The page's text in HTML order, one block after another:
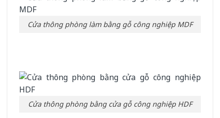
Cửa thông phòng làm bằng gỗ công nghiệp MDF
Cửa thông phòng bằng cửa gỗ công nghiệp HDF